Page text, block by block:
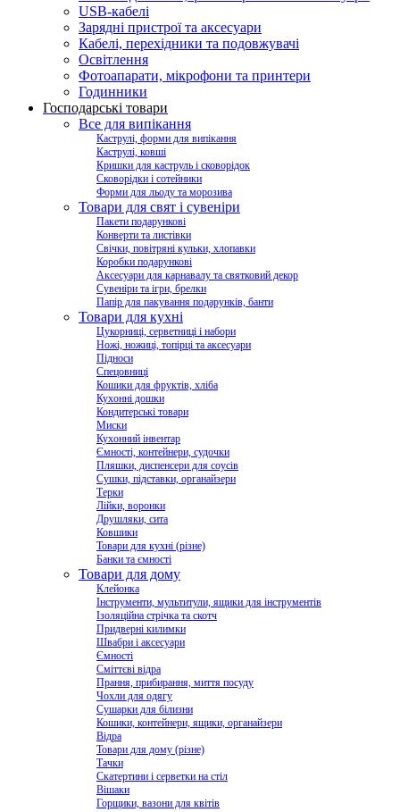
USB-кабелі
Зарядні пристрої та аксесуари
Кабелі, перехідники та подовжувачі
Освітлення
Фотоапарати, мікрофони та принтери
Годинники
Господарські товари
Все для випікання
Каструлі, форми для випікання
Каструлі, ковші
Кришки для каструль і сковорідок
Сковорідки і сотейники
Форми для льоду та морозива
Товари для свят і сувеніри
Пакети подарункові
Конверти та листівки
Свічки, повітряні кульки, хлопавки
Коробки подарункові
Аксесуари для карнавалу та святковий декор
Сувеніри та ігри, брелки
Папір для пакування подарунків, банти
Товари для кухні
Цукорниці, серветниці і набори
Ножі, ножиці, топірці та аксесуари
Підноси
Спецовниці
Кошики для фруктів, хліба
Кухонні дошки
Кондитерські товари
Миски
Кухонний інвентар
Ємності, контейнери, судочки
Пляшки, диспенсери для соусів
Сушки, підставки, органайзери
Терки
Лійки, воронки
Друшляки, сита
Ковшики
Товари для кухні (різне)
Банки та ємності
Товари для дому
Клейонка
Інструменти, мультитули, ящики для інструментів
Ізоляційна стрічка та скотч
Придверні килимки
Швабри і аксесуари
Ємності
Сміттєві відра
Прання, прибирання, миття посуду
Чохли для одягу
Сушарки для білизни
Кошики, контейнери, ящики, органайзери
Відра
Товари для дому (різне)
Тачки
Скатертини і серветки на стіл
Вішаки
Горщики, вазони для квітів